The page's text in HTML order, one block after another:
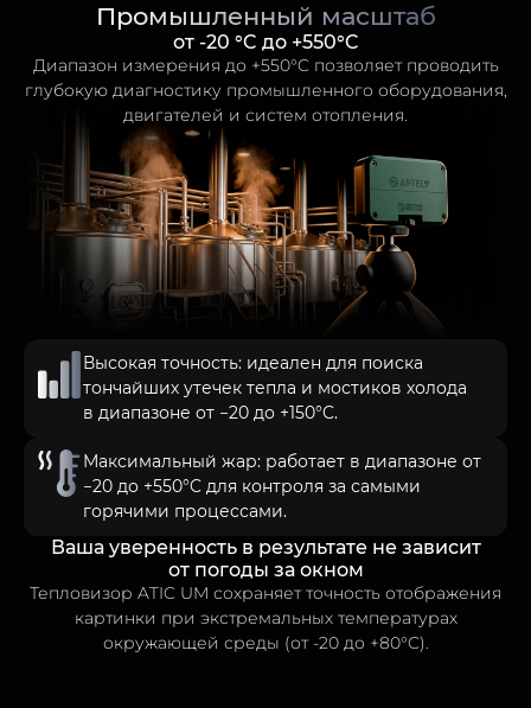
Промышленный масштаб
от -20 °C до +550°C
Диапазон измерения до +550°C позволяет проводить
глубокую диагностику промышленного оборудования,
двигателей и систем отопления.
Высокая точность: идеален для поиска
тончайших утечек тепла и мостиков холода
в диапазоне от −20 до +150°C.
Максимальный жар: работает в диапазоне от
−20 до +550°C для контроля за самыми
горячими процессами.
Ваша уверенность в результате не зависит
от погоды за окном
Тепловизор ATIC UM сохраняет точность отображения
картинки при экстремальных температурах
окружающей среды (от -20 до +80°C).
+7 929 554-71-84
info@artelv.ru
ОТДЕЛ ПО РАБОТЕ С ДИЛЕРАМИ:
г. Москва, 3-й Красносельский переулок, 21с1
Время работы с 9:00 до 18:00
ШОУ-РУМЫ:
г. Москва, 5-я Кабельная ул., 2 стр. 1, ТРК СпортЕХ
г. Санкт-Петербург, ул. Савушкина, 126
Вся информация на сайте о товарах и ценах носит справочный
характер и не является публичной офертой в соответствии с
право изменять характеристики товара, его внешний вид,
комплектность и цену без предварительного уведомления
продавца.
ТОРГОВЫЙ ДОМ «АРТ-ЭЛВ» © 2026